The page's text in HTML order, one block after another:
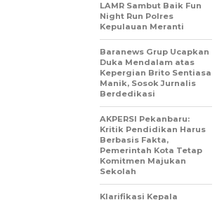
LAMR Sambut Baik Fun
Night Run Polres
Kepulauan Meranti
Baranews Grup Ucapkan
Duka Mendalam atas
Kepergian Brito Sentiasa
Manik, Sosok Jurnalis
Berdedikasi
AKPERSI Pekanbaru:
Kritik Pendidikan Harus
Berbasis Fakta,
Pemerintah Kota Tetap
Komitmen Majukan
Sekolah
Klarifikasi Kepala